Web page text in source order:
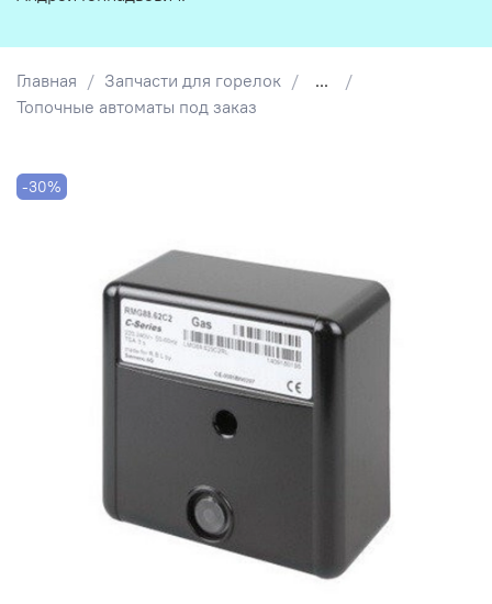
Главная Запчасти для горелок
...
Топочные автоматы под заказ
-30%